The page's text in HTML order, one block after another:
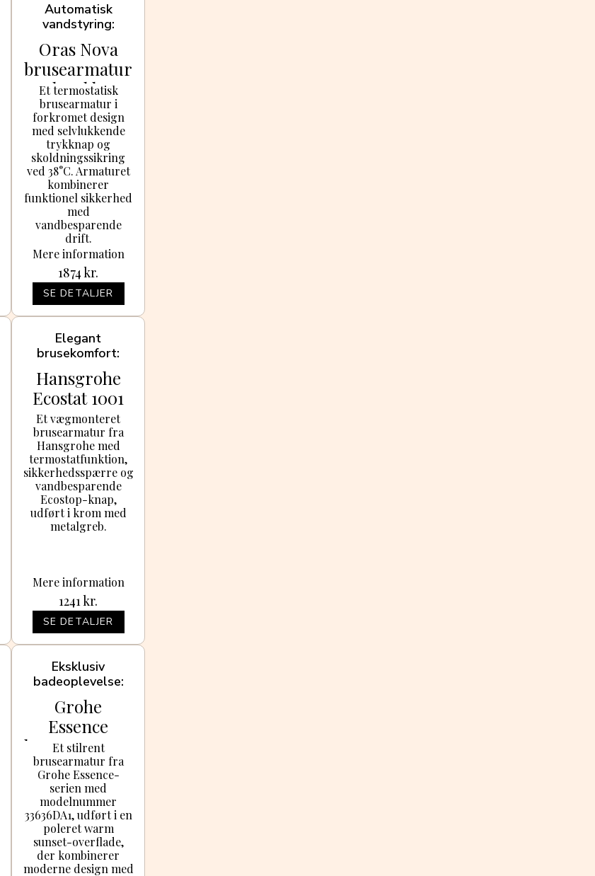
Automatisk
vandstyring
Oras Nova
brusearmatur
med trykknap,
krom
Et termostatisk
brusearmatur i
forkromet design
med selvlukkende
trykknap og
skoldningssikring
ved 38°C. Armaturet
kombinerer
funktionel sikkerhed
med
vandbesparende
drift.
1874kr.
SE DETALJER
Mere information
Elegant
brusekomfort
Hansgrohe
Ecostat 1001
CL
brusearmatur
, krom
Et vægmonteret
brusearmatur fra
Hansgrohe med
termostatfunktion,
sikkerhedsspærre og
vandbesparende
Ecostop-knap,
udført i krom med
metalgreb.
1241kr.
SE DETALJER
Mere information
Eksklusiv
badeoplevelse
Grohe
Essence
brusearmatur
, poleret
warm sunset
Et stilrent
brusearmatur fra
Grohe Essence-
serien med
modelnummer
33636DA1, udført i en
poleret warm
sunset-overflade,
der kombinerer
moderne design med